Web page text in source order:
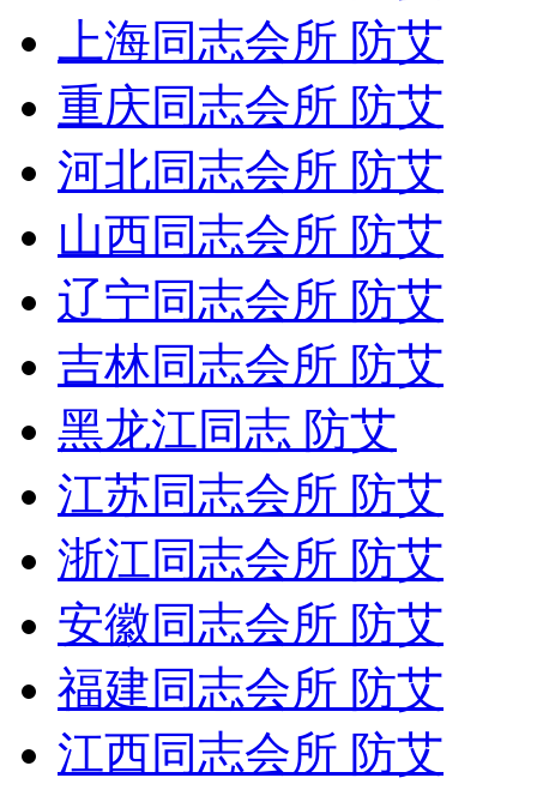
上海同志会所 防艾
重庆同志会所 防艾
河北同志会所 防艾
山西同志会所 防艾
辽宁同志会所 防艾
吉林同志会所 防艾
黑龙江同志 防艾
江苏同志会所 防艾
浙江同志会所 防艾
安徽同志会所 防艾
福建同志会所 防艾
江西同志会所 防艾